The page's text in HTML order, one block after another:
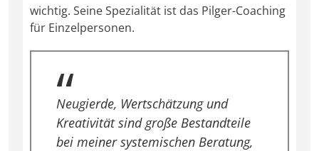
wichtig. Seine Spezialität ist das Pilger-Coaching
für Einzelpersonen.
Neugierde, Wertschätzung und
Kreativität sind große Bestandteile
bei meiner systemischen Beratung,